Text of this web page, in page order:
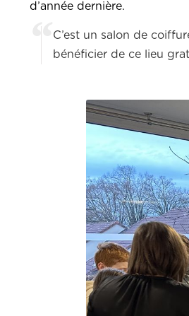
d’année dernière.
C’est un salon de
bénéficier de ce lieu